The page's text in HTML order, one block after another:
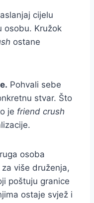
cijelu
osobu. Kružok
ostane
Pohvali sebe
stvar. Što
je friend crush
osoba
više druženja,
poštuju granice
ostaje svjež i